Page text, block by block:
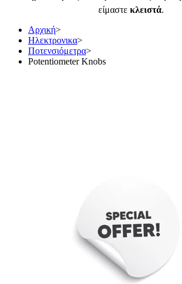
είμαστε κλειστά.
Αρχική>
Ηλεκτρονικα>
Ποτενσιόμετρα>
Potentiometer Knobs